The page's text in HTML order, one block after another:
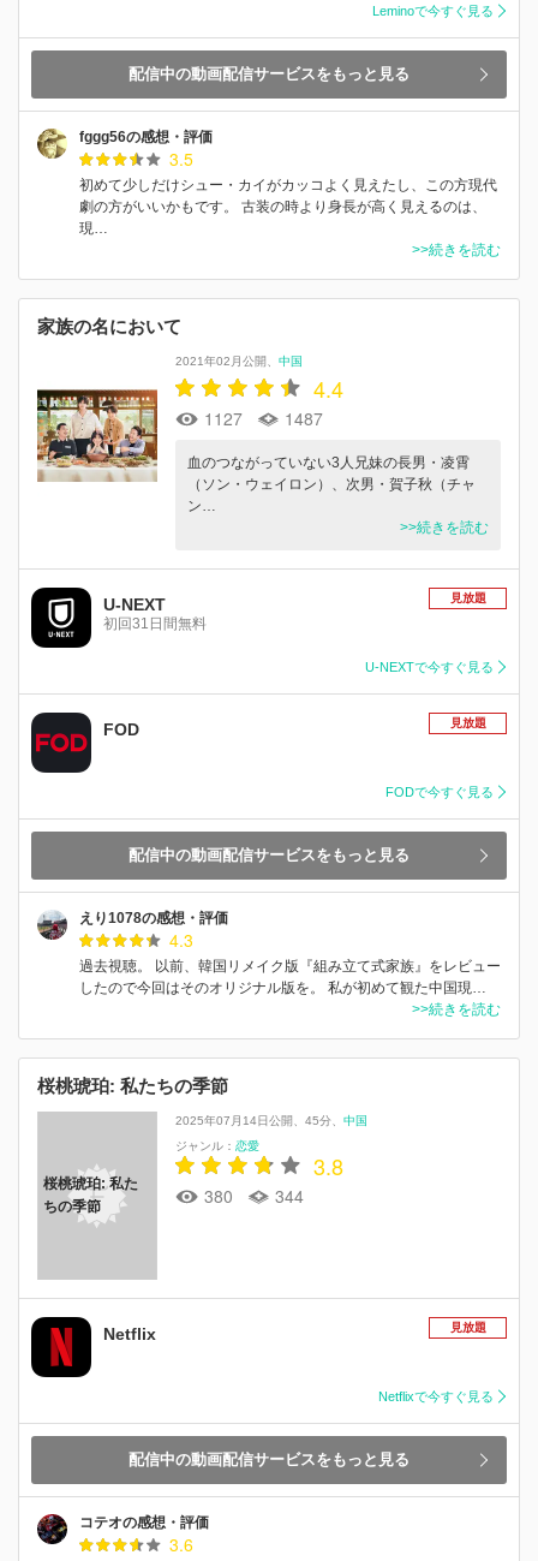
Leminoで今すぐ見る
配信中の動画配信サービスをもっと見る
fggg56の感想・評価
3.5
初めて少しだけシュー・カイがカッコよく見えたし、この方現代
劇の方がいいかもです。 古装の時より身長が高く見えるのは、
現…
>>続きを読む
家族の名において
2021年02月公開 中国
4.4
1127 1487
血のつながっていない3人兄妹の長男・凌霄
（ソン・ウェイロン）、次男・賀子秋（チャ
ン…
>>続きを読む
U-NEXT
初回31日間無料
見放題
U-NEXTで今すぐ見る
FOD 見放題
FODで今すぐ見る
配信中の動画配信サービスをもっと見る
えり1078の感想・評価
4.3
過去視聴。 以前、韓国リメイク版『組み立て式家族』をレビュー
したので今回はそのオリジナル版を。 私が初めて観た中国現…
>>続きを読む
桜桃琥珀: 私たちの季節
桜桃琥珀: 私た
ちの季節
2025年07月14日公開 45分
中国
ジャンル： 恋愛
3.8
380 344
Netflix 見放題
Netflixで今すぐ見る
配信中の動画配信サービスをもっと見る
コテオの感想・評価
3.6